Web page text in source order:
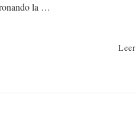
la …
Leer